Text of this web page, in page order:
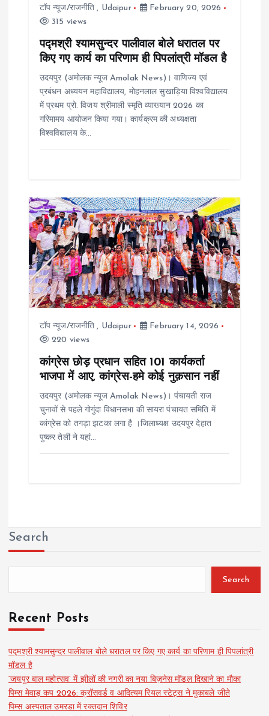
टॉप न्यूज/राजनीति , Udaipur
February 20, 2026
315 views
पद्मश्री श्यामसुन्दर पालीवाल बोले धरातल पर
किए गए कार्य का परिणाम ही पिपलांत्री मॉडल है
उदयपुर (अमोलक न्यूज Amolak News)। वाणिज्य एवं
प्रबंधन अध्ययन महाविद्यालय, मोहनलाल सुखाड़िया विश्वविद्यालय
में प्रथम प्रो. विजय श्रीमाली स्मृति व्याख्यान 2026 का
गरिमामय आयोजन किया गया। कार्यक्रम की अध्यक्षता
विश्वविद्यालय के…
टॉप न्यूज/राजनीति , Udaipur
February 14, 2026
220 views
कांग्रेस छोड़ प्रधान सहित 101 कार्यकर्ता
भाजपा में आए, कांग्रेस-हमे कोई नुक़सान नहीं
उदयपुर (अमोलक न्यूज Amolak News)। पंचायती राज
चुनावों से पहले गोगुंदा विधानसभा की सायरा पंचायत समिति में
कांग्रेस को तगड़ा झटका लगा है ।जिलाध्यक्ष उदयपुर देहात
पुष्कर तेली ने यहां…
Search
Search
Recent Posts
पद्मश्री श्यामसुन्दर पालीवाल बोले धरातल पर किए गए कार्य का परिणाम ही पिपलांत्री
मॉडल है
‘जयपुर बाल महोत्सव’ में झीलों की नगरी का नया बिज़नेस मॉडल दिखाने का मौका
पिम्स मेवाड़ कप 2026: क्रॉसवर्ड व आदित्यम रियल स्टेट्स ने मुकाबले जीते
पिम्स अस्पताल उमरडा में रक्तदान शिविर